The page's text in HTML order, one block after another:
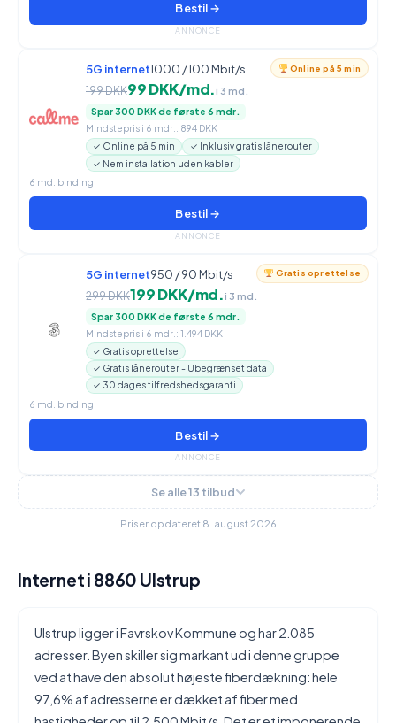
Bestil →
ANNONCE
Online på 5 min
5G internet1000 / 100 Mbit/s
199 DKK99 DKK/md.i 3 md.
Spar 300 DKK de første 6 mdr.
Mindstepris i 6 mdr.: 894 DKK
✓ Online på 5 min
✓ Inklusiv gratis lånerouter
✓ Nem installation uden kabler
6 md. binding
Bestil →
ANNONCE
Gratis oprettelse
5G internet950 / 90 Mbit/s
299 DKK199 DKK/md.i 3 md.
Spar 300 DKK de første 6 mdr.
Mindstepris i 6 mdr.: 1.494 DKK
✓ Gratis oprettelse
✓ Gratis lånerouter - Ubegrænset data
✓ 30 dages tilfredshedsgaranti
6 md. binding
Bestil →
ANNONCE
Se alle 13 tilbud
Priser opdateret 8. august 2026
Internet i 8860 Ulstrup
Ulstrup ligger i Favrskov Kommune og har 2.085
adresser. Byen skiller sig markant ud i denne gruppe
ved at have den absolut højeste fiberdækning: hele
97,6% af adresserne er dækket af fiber med